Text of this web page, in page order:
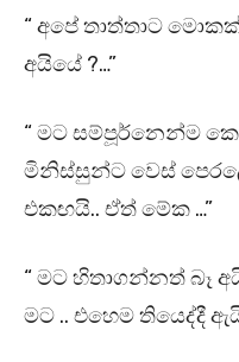
“ අපේ තාත්තාට
අයියේ ?…”
“ මට සම්පූර්නෙන්ම
මිනිස්සුන්ට වෙස්
එකඟයි.. ඒත් මේක …”
“ මට හිතාගන්නත් බෑ
මට .. එහෙම තියෙද්දී